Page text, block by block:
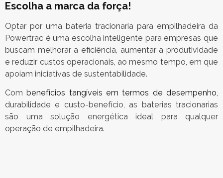
Escolha a marca da força!
Optar por uma bateria tracionaria para empilhadeira da
Powertrac é uma escolha inteligente para empresas que
buscam melhorar a eficiência, aumentar a produtividade
e reduzir custos operacionais, ao mesmo tempo, em que
apoiam iniciativas de sustentabilidade.
Com benefícios tangíveis em termos de desempenho,
durabilidade e custo-benefício, as baterias tracionarias
são uma solução energética ideal para qualquer
operação de empilhadeira.